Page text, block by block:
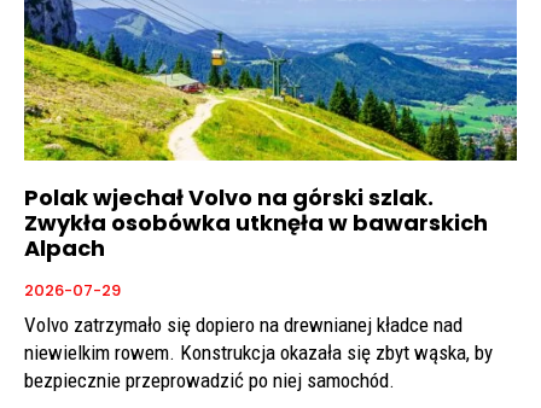
Polak wjechał Volvo na górski szlak.
Zwykła osobówka utknęła w bawarskich
Alpach
2026-07-29
Volvo zatrzymało się dopiero na drewnianej kładce nad
niewielkim rowem. Konstrukcja okazała się zbyt wąska, by
bezpiecznie przeprowadzić po niej samochód.